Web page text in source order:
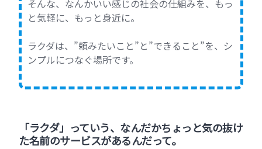
そんな、なんかいい感じの社会の仕組みを、もっ
と気軽に、もっと身近に。
ラクダは、”頼みたいこと”と”できること”を、シ
ンプルにつなぐ場所です。
「ラクダ」っていう、なんだかちょっと気の抜け
た名前のサービスがあるんだって。